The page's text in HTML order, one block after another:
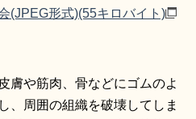
(JPEG形式)(55キロバイト)
膚や筋肉、骨などにゴムのよ
、周囲の組織を破壊してしま